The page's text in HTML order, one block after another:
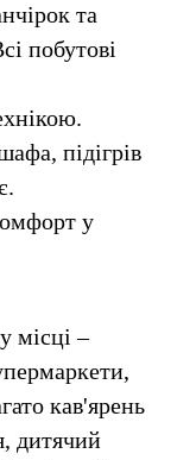
та
побутові
підігрів
у
місці –
кав'ярень
дитячий